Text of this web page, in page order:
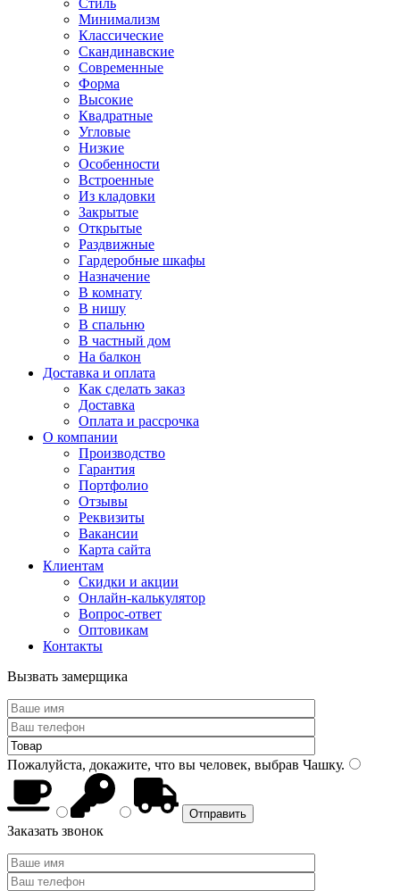
Стиль
Минимализм
Классические
Скандинавские
Современные
Форма
Высокие
Квадратные
Угловые
Низкие
Особенности
Встроенные
Из кладовки
Закрытые
Открытые
Раздвижные
Гардеробные шкафы
Назначение
В комнату
В нишу
В спальню
В частный дом
На балкон
Доставка и оплата
Как сделать заказ
Доставка
Оплата и рассрочка
О компании
Производство
Гарантия
Портфолио
Отзывы
Реквизиты
Вакансии
Карта сайта
Клиентам
Скидки и акции
Онлайн-калькулятор
Вопрос-ответ
Оптовикам
Контакты
Вызвать замерщика
Пожалуйста, докажите, что вы человек, выбрав Чашку.
Заказать звонок